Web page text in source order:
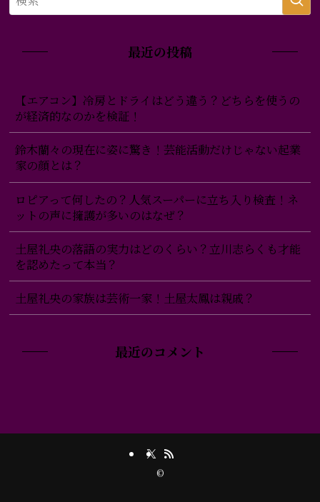
最近の投稿
【エアコン】冷房とドライはどう違う？どちらを使うの
が経済的なのかを検証！
鈴木蘭々の現在に姿に驚き！芸能活動だけじゃない起業
家の顔とは？
ロピアって何したの？人気スーパーに立ち入り検査！ネ
ットの声に擁護が多いのはなぜ？
土屋礼央の落語の実力はどのくらい？立川志らくも才能
を認めたって本当？
土屋礼央の家族は芸術一家！土屋太鳳は親戚？
最近のコメント
©